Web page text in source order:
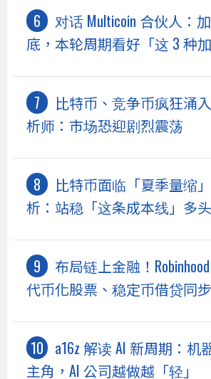
对话 Multicoin 合伙人：
底，本轮周期看好「这 3 种加
比特币、竞争币疯狂涌
析师：市场恐迎剧烈震荡
比特币面临「夏季量缩
析：站稳「这条成本线」多
布局链上金融！
代币化股票、稳定币借贷同
a16z 解读 AI 新周期：机
主角，AI 公司越做越「轻」